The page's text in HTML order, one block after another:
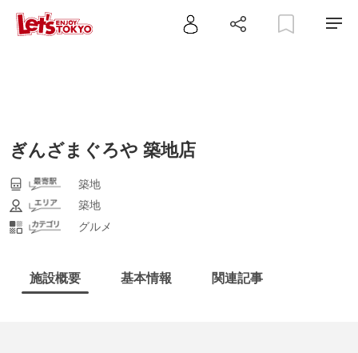
ぎんざまぐろや 築地店
築地
築地
グルメ
施設概要 基本情報 関連記事